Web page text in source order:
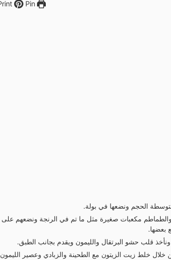
Print
Pin
الحجم ونضعها في بولة.
والطماطم مكعبات صغيرة مثل ما تم في الرنجة ونضعهم على
بعضها.
ونأخذ قلب حشو البرتقال والليمون ويقدم بجانب الطبق.
خلط زيت الزيتون مع الطحينة والزبادي وعصير الليمون